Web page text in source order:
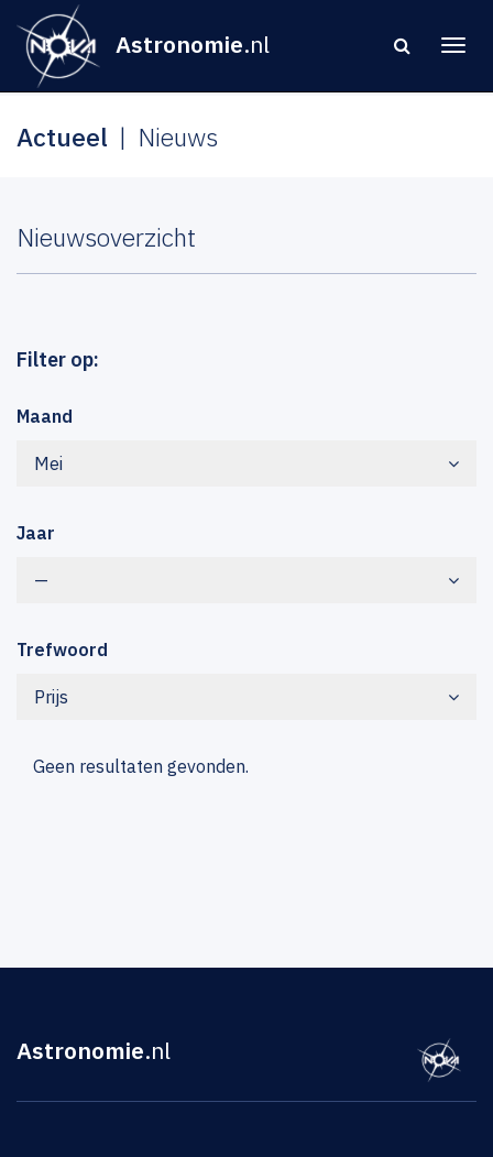
Astronomie.nl
Actueel Nieuws
Nieuwsoverzicht
Filter op:
Maand
Mei
Jaar
—
Trefwoord
Prijs
Geen resultaten gevonden.
Astronomie.nl